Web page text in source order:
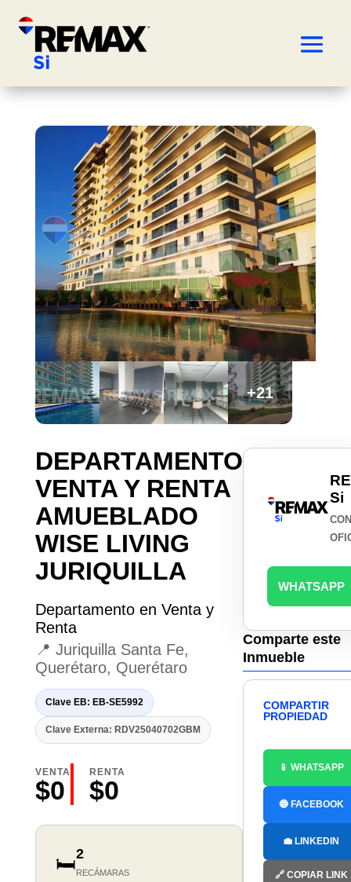
+21
DEPARTAMENTO
VENTA Y RENTA
AMUEBLADO
WISE LIVING
JURIQUILLA
Departamento en Venta y
Renta
📍 Juriquilla Santa Fe,
Querétaro, Querétaro
Clave EB: EB-SE5992
Clave Externa: RDV25040702GBM
VENTA
$0
RENTA
$0
🛏️2
RECÁMARAS
Si
WHATSAPP
Comparte este
Inmueble
COMPARTIR
PROPIEDAD
📱 WHATSAPP
🔵 FACEBOOK
💼 LINKEDIN
🔗 COPIAR LINK